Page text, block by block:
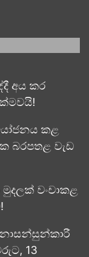
අය කර
කළ
බරපතළ වැඩ
වංචාකළ
13